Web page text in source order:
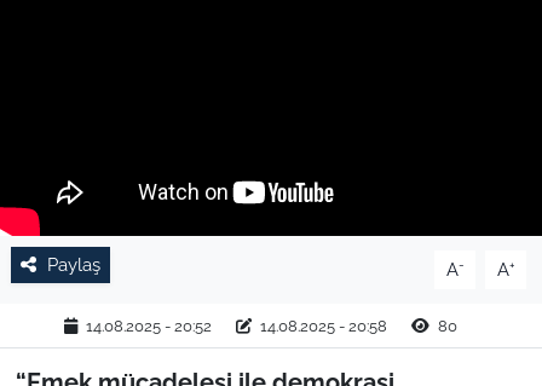
Paylaş A- A+
14.08.2025 - 20:52 14.08.2025 - 20:58 80
SPOR
YAŞAM